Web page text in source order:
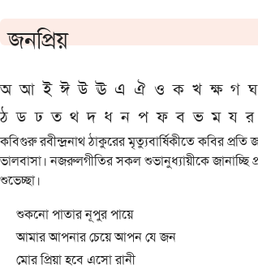
জনপ্রিয়
অ আ ই ঈ উ ঊ এ ঐ ও ক খ ক্ষ গ ঘ
ঠ ড ঢ ত থ দ ধ ন প ফ ব ভ ম য র
কবিগুরু রবীন্দ্রনাথ ঠাকুরের মৃত্যুবার্ষিকীতে কবির প্রতি
ভালবাসা। নজরুলগীতির সকল শুভানুধ্যায়ীকে জানাচ্ছি
শুভেচ্ছা।
শুকনো পাতার নূপুর পায়ে
আমার আপনার চেয়ে আপন যে জন
মোর প্রিয়া হবে এসো রানী